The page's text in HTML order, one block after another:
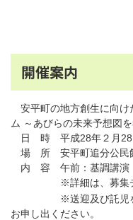
開催案内
安平町の地方創生に向け
ム ～あびらの未来予想図を
日 時 平成28年２月28
場 所 安平町追分公民
内 容 午前：基調講演
※詳細は、 募集
※送迎及び託児をご
お申し出ください。